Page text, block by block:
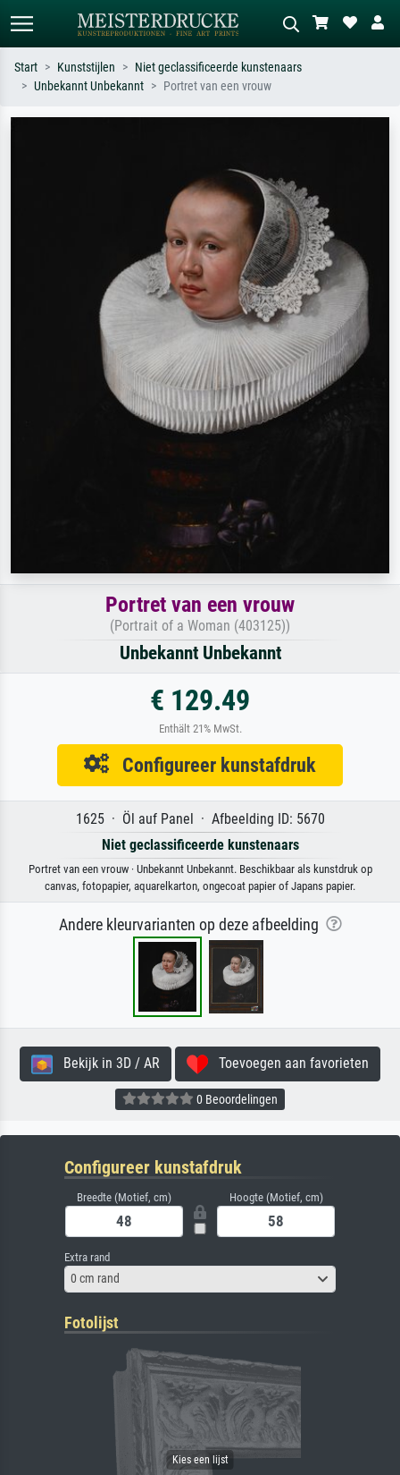
olieverfschilderij, staand naakt naast
een boom.
Start Kunststijlen
Niet geclassificeerde kunstenaars
Unbekannt Unbekannt
Portret van een vrouw
Portret van een vrouw
(Portrait of a Woman (403125))
Unbekannt Unbekannt
€ 129.49
Enthält 21% MwSt.
Configureer kunstafdruk
1625 · Öl auf Panel · Afbeelding ID: 5670
Niet geclassificeerde kunstenaars
Portret van een vrouw · Unbekannt Unbekannt. Beschikbaar als kunstdruk op
canvas, fotopapier, aquarelkarton, ongecoat papier of Japans papier.
Andere kleurvarianten op deze afbeelding
Bekijk in 3D / AR Toevoegen aan favorieten
0 Beoordelingen
Configureer kunstafdruk
Breedte (Motief, cm) Hoogte (Motief, cm)
Extra rand
0 cm rand
Fotolijst